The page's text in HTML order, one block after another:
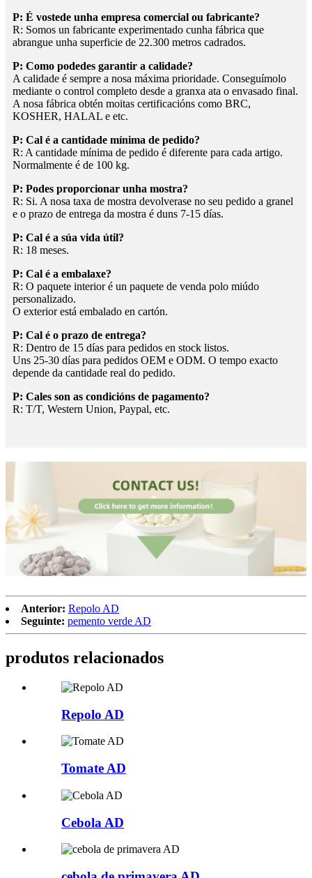
P: É vostede unha empresa comercial ou fabricante?
R: Somos un fabricante experimentado cunha fábrica que
abrangue unha superficie de 22.300 metros cadrados.
P: Como podedes garantir a calidade?
A calidade é sempre a nosa máxima prioridade. Conseguímolo
mediante o control completo desde a granxa ata o envasado final.
A nosa fábrica obtén moitas certificacións como BRC,
KOSHER, HALAL e etc.
P: Cal é a cantidade mínima de pedido?
R: A cantidade mínima de pedido é diferente para cada artigo.
Normalmente é de 100 kg.
P: Podes proporcionar unha mostra?
R: Si. A nosa taxa de mostra devolverase no seu pedido a granel
e o prazo de entrega da mostra é duns 7-15 días.
P: Cal é a súa vida útil?
R: 18 meses.
P: Cal é a embalaxe?
R: O paquete interior é un paquete de venda polo miúdo
personalizado.
O exterior está embalado en cartón.
P: Cal é o prazo de entrega?
R: Dentro de 15 días para pedidos en stock listos.
Uns 25-30 días para pedidos OEM e ODM. O tempo exacto
depende da cantidade real do pedido.
P: Cales son as condicións de pagamento?
R: T/T, Western Union, Paypal, etc.
Anterior: Repolo AD
Seguinte: pemento verde AD
produtos relacionados
Repolo AD
Tomate AD
Cebola AD